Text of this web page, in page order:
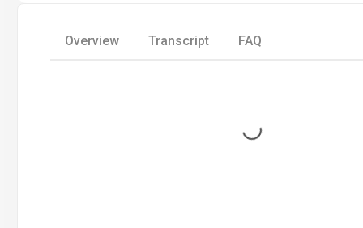
Overview Transcript FAQ
Loading...